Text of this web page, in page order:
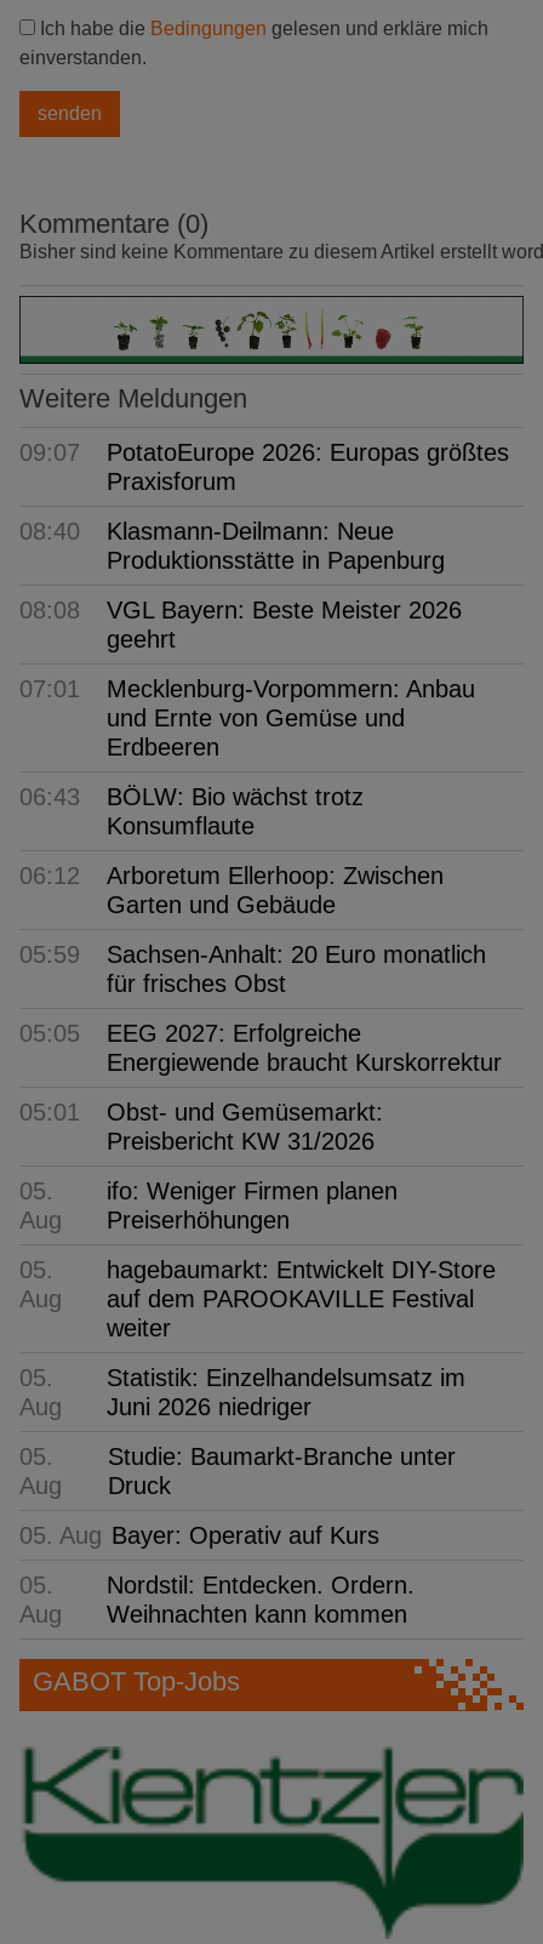
Ich habe die Bedingungen gelesen und erkläre mich
einverstanden.
Kommentare (0)
Bisher sind keine Kommentare zu diesem Artikel erstellt
Weitere Meldungen
09:07
PotatoEurope 2026: Europas größtes
Praxisforum
08:40
Klasmann-Deilmann: Neue
Produktionsstätte in Papenburg
08:08
VGL Bayern: Beste Meister 2026
geehrt
07:01
Mecklenburg-Vorpommern: Anbau
und Ernte von Gemüse und
Erdbeeren
06:43
BÖLW: Bio wächst trotz
Konsumflaute
06:12
Arboretum Ellerhoop: Zwischen
Garten und Gebäude
05:59
Sachsen-Anhalt: 20 Euro monatlich
für frisches Obst
05:05
EEG 2027: Erfolgreiche
Energiewende braucht Kurskorrektur
05:01
Obst- und Gemüsemarkt:
Preisbericht KW 31/2026
05.
Aug
ifo: Weniger Firmen planen
Preiserhöhungen
05.
Aug
hagebaumarkt: Entwickelt DIY-Store
auf dem PAROOKAVILLE Festival
weiter
05.
Aug
Statistik: Einzelhandelsumsatz im
Juni 2026 niedriger
05.
Aug
Studie: Baumarkt-Branche unter
Druck
05. Aug Bayer: Operativ auf Kurs
05.
Aug
Nordstil: Entdecken. Ordern.
Weihnachten kann kommen
GABOT Top-Jobs